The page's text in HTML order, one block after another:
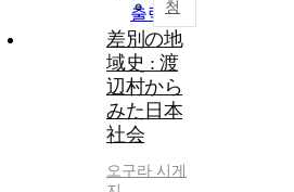
출력
청
差別の地
域史 : 渡
辺村から
みた日本
社会
오구라 시게